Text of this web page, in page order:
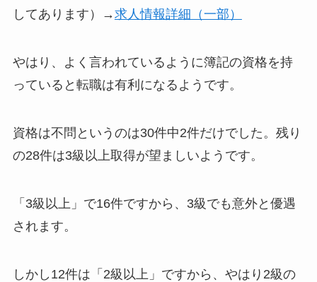
してあります）→求人情報詳細（一部）
やはり、よく言われているように簿記の資格を持
っていると転職は有利になるようです。
資格は不問というのは30件中2件だけでした。残り
の28件は3級以上取得が望ましいようです。
「3級以上」で16件ですから、3級でも意外と優遇
されます。
しかし12件は「2級以上」ですから、やはり2級の